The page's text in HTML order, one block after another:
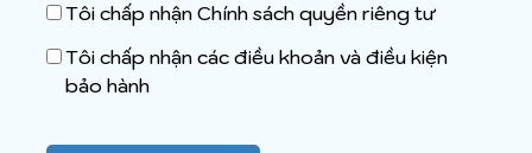
Tôi chấp nhận Chính sách quyền riêng tư
Tôi chấp nhận các điều khoản và điều kiện
bảo hành